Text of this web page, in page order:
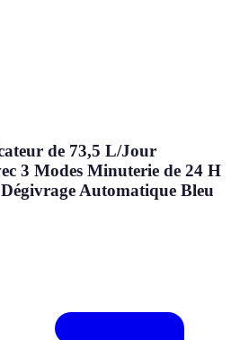
de 73,5 L/Jour
3 Modes Minuterie de 24 H
Automatique Bleu